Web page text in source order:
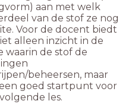
aan met welk
van de stof ze nog
Voor de docent biedt
alleen inzicht in de
waarin de stof de
beheersen, maar
goed startpunt voor
les.